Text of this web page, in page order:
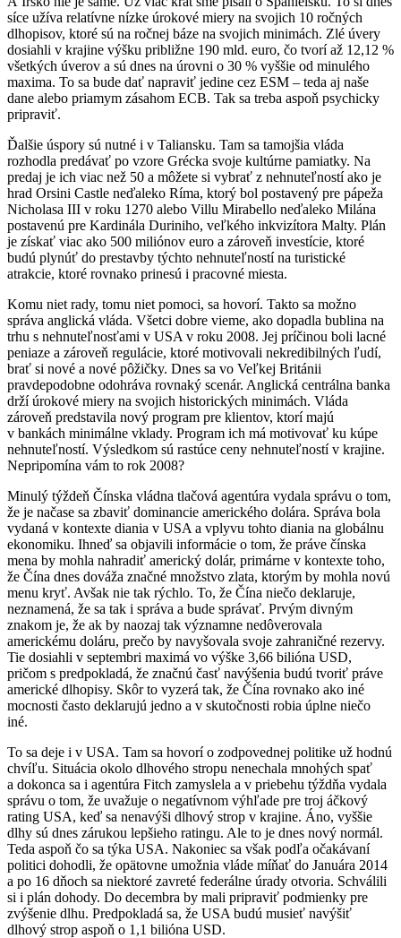
síce užíva relatívne nízke úrokové miery na svojich 10 ročných
dlhopisov, ktoré sú na ročnej báze na svojich minimách. Zlé úvery
dosiahli v krajine výšku približne 190 mld. euro, čo tvorí až 12,12 %
všetkých úverov a sú dnes na úrovni o 30 % vyššie od minulého
maxima. To sa bude dať napraviť jedine cez ESM – teda aj naše
dane alebo priamym zásahom ECB. Tak sa treba aspoň psychicky
pripraviť.
Ďalšie úspory sú nutné i v Taliansku. Tam sa tamojšia vláda
rozhodla predávať po vzore Grécka svoje kultúrne pamiatky. Na
predaj je ich viac než 50 a môžete si vybrať z nehnuteľností ako je
hrad Orsini Castle neďaleko Ríma, ktorý bol postavený pre pápeža
Nicholasa III v roku 1270 alebo Villu Mirabello neďaleko Milána
postavenú pre Kardinála Duriniho, veľkého inkvizítora Malty. Plán
je získať viac ako 500 miliónov euro a zároveň investície, ktoré
budú plynúť do prestavby týchto nehnuteľností na turistické
atrakcie, ktoré rovnako prinesú i pracovné miesta.
Komu niet rady, tomu niet pomoci, sa hovorí. Takto sa možno
správa anglická vláda. Všetci dobre vieme, ako dopadla bublina na
trhu s nehnuteľnosťami v USA v roku 2008. Jej príčinou boli lacné
peniaze a zároveň regulácie, ktoré motivovali nekredibilných ľudí,
brať si nové a nové pôžičky. Dnes sa vo Veľkej Británii
pravdepodobne odohráva rovnaký scenár. Anglická centrálna banka
drží úrokové miery na svojich historických minimách. Vláda
zároveň predstavila nový program pre klientov, ktorí majú
v bankách minimálne vklady. Program ich má motivovať ku kúpe
nehnuteľností. Výsledkom sú rastúce ceny nehnuteľností v krajine.
Nepripomína vám to rok 2008?
Minulý týždeň Čínska vládna tlačová agentúra vydala správu o tom,
že je načase sa zbaviť dominancie amerického dolára. Správa bola
vydaná v kontexte diania v USA a vplyvu tohto diania na globálnu
ekonomiku. Ihneď sa objavili informácie o tom, že práve čínska
mena by mohla nahradiť americký dolár, primárne v kontexte toho,
že Čína dnes dováža značné množstvo zlata, ktorým by mohla novú
menu kryť. Avšak nie tak rýchlo. To, že Čína niečo deklaruje,
neznamená, že sa tak i správa a bude správať. Prvým divným
znakom je, že ak by naozaj tak významne nedôverovala
americkému doláru, prečo by navyšovala svoje zahraničné rezervy.
Tie dosiahli v septembri maximá vo výške 3,66 bilióna USD,
pričom s predpokladá, že značnú časť navýšenia budú tvoriť práve
americké dlhopisy. Skôr to vyzerá tak, že Čína rovnako ako iné
mocnosti často deklarujú jedno a v skutočnosti robia úplne niečo
iné.
To sa deje i v USA. Tam sa hovorí o zodpovednej politike už hodnú
chvíľu. Situácia okolo dlhového stropu nenechala mnohých spať
a dokonca sa i agentúra Fitch zamyslela a v priebehu týždňa vydala
správu o tom, že uvažuje o negatívnom výhľade pre troj áčkový
rating USA, keď sa nenavýši dlhový strop v krajine. Áno, vyššie
dlhy sú dnes zárukou lepšieho ratingu. Ale to je dnes nový normál.
Teda aspoň čo sa týka USA. Nakoniec sa však podľa očakávaní
politici dohodli, že opätovne umožnia vláde míňať do Januára 2014
a po 16 dňoch sa niektoré zavreté federálne úrady otvoria. Schválili
si i plán dohody. Do decembra by mali pripraviť podmienky pre
zvýšenie dlhu. Predpokladá sa, že USA budú musieť navýšiť
dlhový strop aspoň o 1,1 bilióna USD.